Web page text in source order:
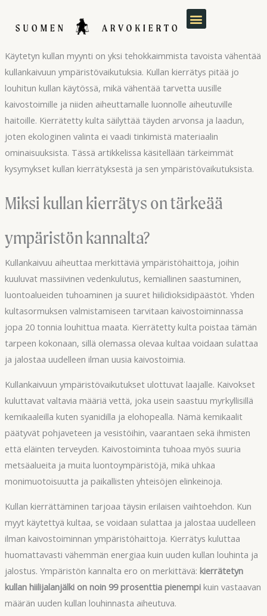
sisältöön
Käytetyn kullan myynti on yksi tehokkaimmista tavoista vähentää
kullankaivuun ympäristövaikutuksia. Kullan kierrätys pitää jo
louhitun kullan käytössä, mikä vähentää tarvetta uusille
kaivostoimille ja niiden aiheuttamalle luonnolle aiheutuville
haitoille. Kierrätetty kulta säilyttää täyden arvonsa ja laadun,
joten ekologinen valinta ei vaadi tinkimistä materiaalin
ominaisuuksista. Tässä artikkelissa käsitellään tärkeimmät
kysymykset kullan kierrätyksestä ja sen ympäristövaikutuksista.
Miksi kullan kierrätys on tärkeää
ympäristön kannalta?
Kullankaivuu aiheuttaa merkittäviä ympäristöhaittoja, joihin
kuuluvat massiivinen vedenkulutus, kemiallinen saastuminen,
luontoalueiden tuhoaminen ja suuret hiilidioksidipäästöt. Yhden
kultasormuksen valmistamiseen tarvitaan kaivostoiminnassa
jopa 20 tonnia louhittua maata. Kierrätetty kulta poistaa tämän
tarpeen kokonaan, sillä olemassa olevaa kultaa voidaan sulattaa
ja jalostaa uudelleen ilman uusia kaivostoimia.
Kullankaivuun ympäristövaikutukset ulottuvat laajalle. Kaivokset
kuluttavat valtavia määriä vettä, joka usein saastuu myrkyllisillä
kemikaaleilla kuten syanidilla ja elohopealla. Nämä kemikaalit
päätyvät pohjaveteen ja vesistöihin, vaarantaen sekä ihmisten
että eläinten terveyden. Kaivostoiminta tuhoaa myös suuria
metsäalueita ja muita luontoympäristöjä, mikä uhkaa
monimuotoisuutta ja paikallisten yhteisöjen elinkeinoja.
Kullan kierrättäminen tarjoaa täysin erilaisen vaihtoehdon. Kun
myyt käytettyä kultaa, se voidaan sulattaa ja jalostaa uudelleen
ilman kaivostoiminnan ympäristöhaittoja. Kierrätys kuluttaa
huomattavasti vähemmän energiaa kuin uuden kullan louhinta ja
jalostus. Ympäristön kannalta ero on merkittävä: kierrätetyn
kullan hiilijalanjälki on noin 99 prosenttia pienempikuin vastaavan
määrän uuden kullan louhinnasta aiheutuva.